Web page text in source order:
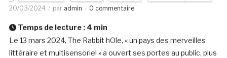
20/03/2024 par admin 0 commentaire
Temps de lecture : 4 min
Le 13 mars 2024, The Rabbit hOle, « un pays des merveilles
littéraire et multisensoriel » a ouvert ses portes au public, plus